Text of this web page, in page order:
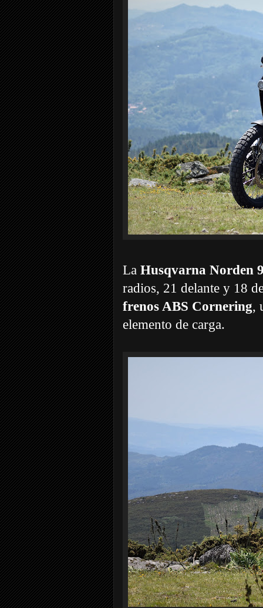
La Husqvarna Norden
radios, 21 delante y 18
frenos ABS Cornering,
elemento de carga.